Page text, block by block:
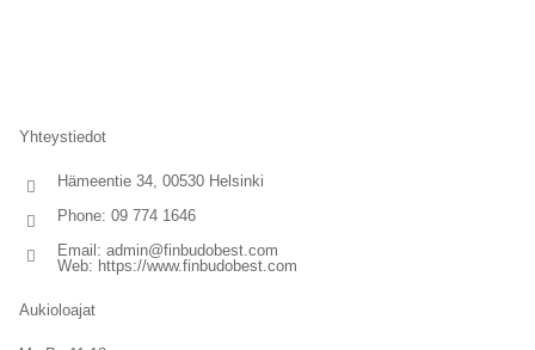
Yhteystiedot
Hämeentie 34, 00530 Helsinki
Phone: 09 774 1646
Email: admin@finbudobest.com
Web: https://www.finbudobest.com
Aukioloajat